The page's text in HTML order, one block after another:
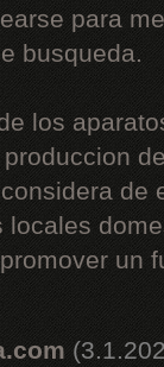
para
busqueda.
los
de
un